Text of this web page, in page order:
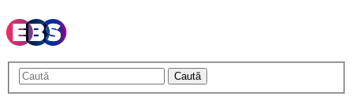
Caută